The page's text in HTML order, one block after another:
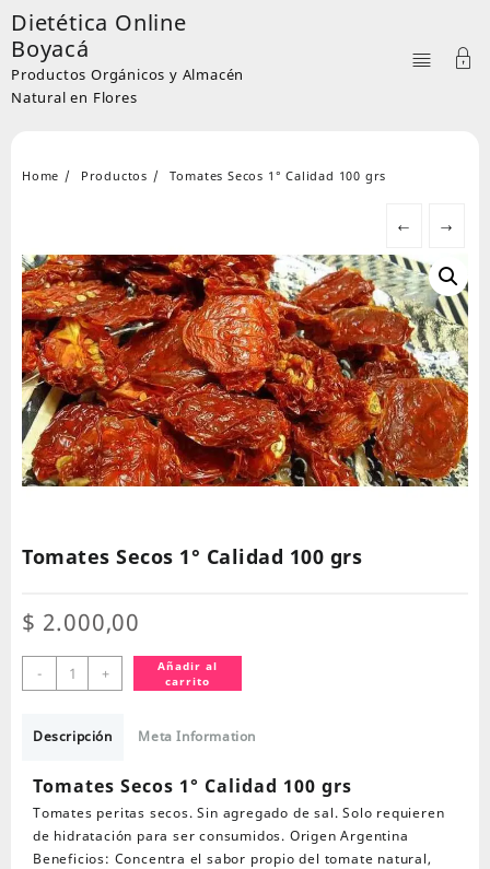
Skip
to
content
Dietética Online
Boyacá
Productos Orgánicos y Almacén
Natural en Flores
Home Productos Tomates Secos 1° Calidad 100 grs
← →
Tomates Secos 1° Calidad 100 grs
$ 2.000,00
-
Tomates
Secos
Calidad
grs
+
Añadir al
carrito
Descripción Meta Information
Tomates Secos 1° Calidad 100 grs
Tomates peritas secos. Sin agregado de sal. Solo requieren
de hidratación para ser consumidos. Origen Argentina
Beneficios: Concentra el sabor propio del tomate natural,